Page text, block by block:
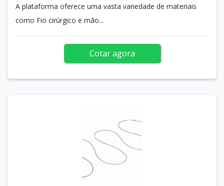
A plataforma oferece uma vasta variedade de materiais
como Fio cirúrgico e mão...
Cotar agora